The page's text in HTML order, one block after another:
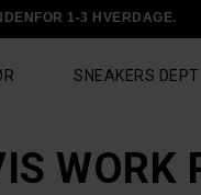
1-3 HVERDAGE.
SNEAKERS DEPT
WORK